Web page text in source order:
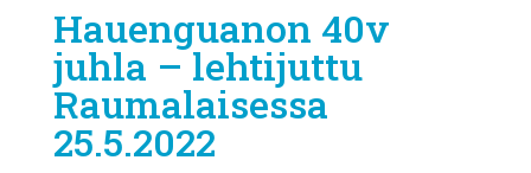
Hauenguanon 40v
juhla – lehtijuttu
Raumalaisessa
25.5.2022